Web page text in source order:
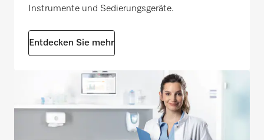
Instrumente und Sedierungsgeräte.
Entdecken Sie mehr